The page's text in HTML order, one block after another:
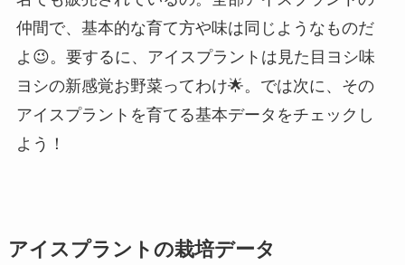
仲間で、基本的な育て方や味は同じようなものだ
よ😉。要するに、アイスプラントは見た目ヨシ味
ヨシの新感覚お野菜ってわけ🌟。では次に、その
アイスプラントを育てる基本データをチェックし
よう！
アイスプラントの栽培データ